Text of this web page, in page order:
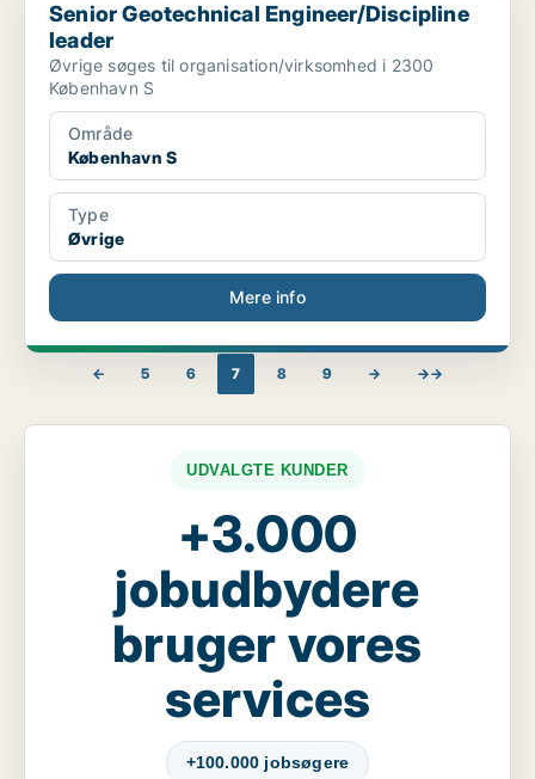
Senior Geotechnical Engineer/Discipline
leader
Øvrige søges til organisation/virksomhed i 2300
København S
Område
København S
Type
Øvrige
Mere info
← 5 6 7 8 9 → →→
UDVALGTE KUNDER
+3.000
jobudbydere
bruger vores
services
+100.000 jobsøgere